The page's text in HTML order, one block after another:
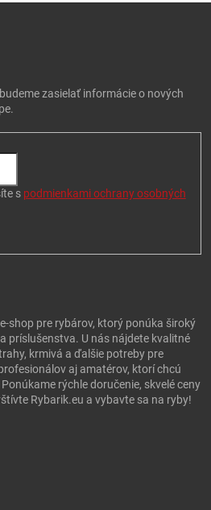
zasielať informácie o nových
s podmienkami ochrany osobných
shop pre rybárov, ktorý ponúka široký
príslušenstva. U nás nájdete kvalitné
krmivá a ďalšie potreby pre
aj amatérov, ktorí chcú
rýchle doručenie, skvelé ceny
Rybarik.eu a vybavte sa na ryby!